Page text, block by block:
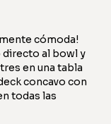
cómoda!
directo al bowl y
en una tabla
concavo con
todas las